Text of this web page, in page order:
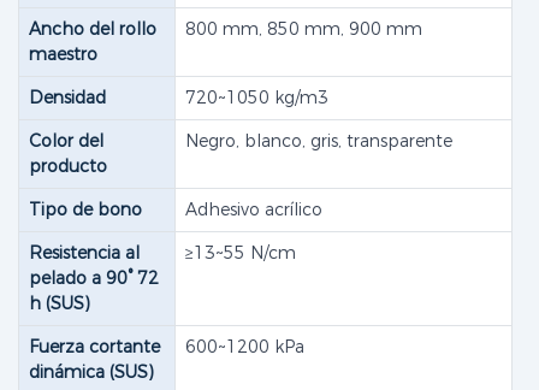
Ancho del rollo
maestro
800 mm, 850 mm, 900 mm
Densidad
720~1050 kg/m3
Color del
producto
Negro, blanco, gris, transparente
Tipo de bono
Adhesivo acrílico
Resistencia al
pelado a 90° 72
h (SUS)
≥13~55 N/cm
Fuerza cortante
dinámica (SUS)
600~1200 kPa